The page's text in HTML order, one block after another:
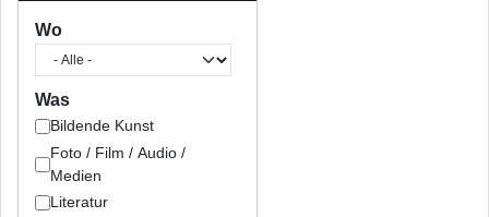
Wo
Was
Bildende Kunst
Foto / Film / Audio /
Medien
Literatur